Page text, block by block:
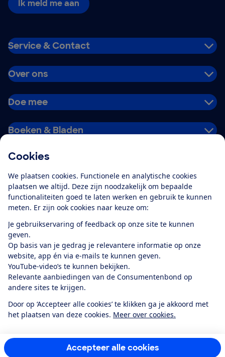
Cookies
We plaatsen cookies. Functionele en analytische cookies
plaatsen we altijd. Deze zijn noodzakelijk om bepaalde
functionaliteiten goed te laten werken en gebruik te kunnen
meten. Er zijn ook cookies naar keuze om:
Je gebruikservaring of feedback op onze site te kunnen
geven.
Op basis van je gedrag je relevantere informatie op onze
website, app én via e-mails te kunnen geven.
YouTube-video’s te kunnen bekijken.
Relevante aanbiedingen van de Consumentenbond op
andere sites te krijgen.
Door op ‘Accepteer alle cookies’ te klikken ga je akkoord met
het plaatsen van deze cookies. Meer over cookies.
Accepteer alle cookies
Ik meld me aan
Service & Contact
Over ons
Doe mee
Boeken & Bladen
Alles over de
app
Algemene Voorwaarden
Privacyverklaring
Cookiebeleid
Privacyvoorkeuren
Toegankelijkheid
RSS-feed nieuws
Facebook
TwitterInstagram
YoutubeLinkedIn
12.901consumentenbeoordelen de Consumentenbondmet gemiddeld